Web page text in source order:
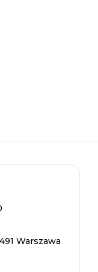
Warszawa